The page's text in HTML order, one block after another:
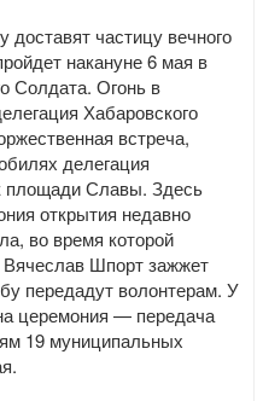
частицу вечного
накануне 6 мая в
Солдата. Огонь в
Хабаровского
встреча,
делегация
площади Славы. Здесь
открытия недавно
во время которой
Вячеслав Шпорт зажжет
передадут волонтерам. У
церемония — передача
19 муниципальных